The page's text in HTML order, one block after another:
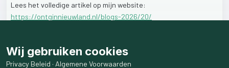
Lees het volledige artikel op mijn website:
https://ontginnieuwland.nl/blogs-2026/20/
Wij gebruiken cookies
Privacy Beleid · Algemene Voorwaarden